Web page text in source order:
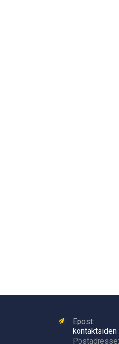
Epost:
kontaktsiden
Postadresse: